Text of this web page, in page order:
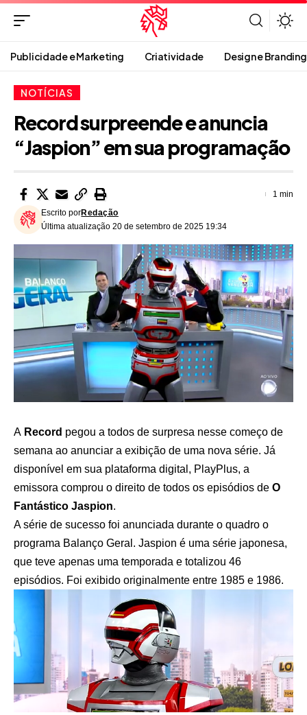
Publicidade e Marketing Criatividade Design e Branding
NOTÍCIAS
Record surpreende e anuncia
“Jaspion” em sua programação
Última atualização 20 de setembro de 2025 19:34
Escrito porRedação
1 min
A Record pegou a todos de surpresa nesse começo de
semana ao anunciar a exibição de uma nova série. Já
disponível em sua plataforma digital, PlayPlus, a
emissora comprou o direito de todos os episódios de O
Fantástico Jaspion.
A série de sucesso foi anunciada durante o quadro o
programa Balanço Geral. Jaspion é uma série japonesa,
que teve apenas uma temporada e totalizou 46
episódios. Foi exibido originalmente entre 1985 e 1986.